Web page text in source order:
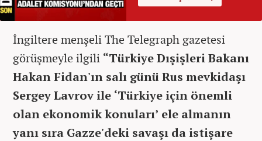
İngiltere menşeli The Telegraph gazetesi
görüşmeyle ilgili “Türkiye Dışişleri Bakanı
Hakan Fidan'ın salı günü Rus mevkidaşı
Sergey Lavrov ile ‘Türkiye için önemli
olan ekonomik konuları’ ele almanın
yanı sıra Gazze'deki savaşı da istişare